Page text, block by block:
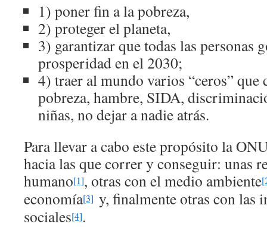
1) poner fin a la pobreza,
2) proteger el planeta,
3) garantizar que todas las personas
prosperidad en el 2030;
4) traer al mundo varios “ceros” que
pobreza, hambre, SIDA,
niñas, no dejar a nadie atrás.
Para llevar a cabo este propósito la
hacia las que correr y conseguir: unas
humano[1], otras con el medio ambiente
economía[3] y, finalmente otras con las
sociales[4].